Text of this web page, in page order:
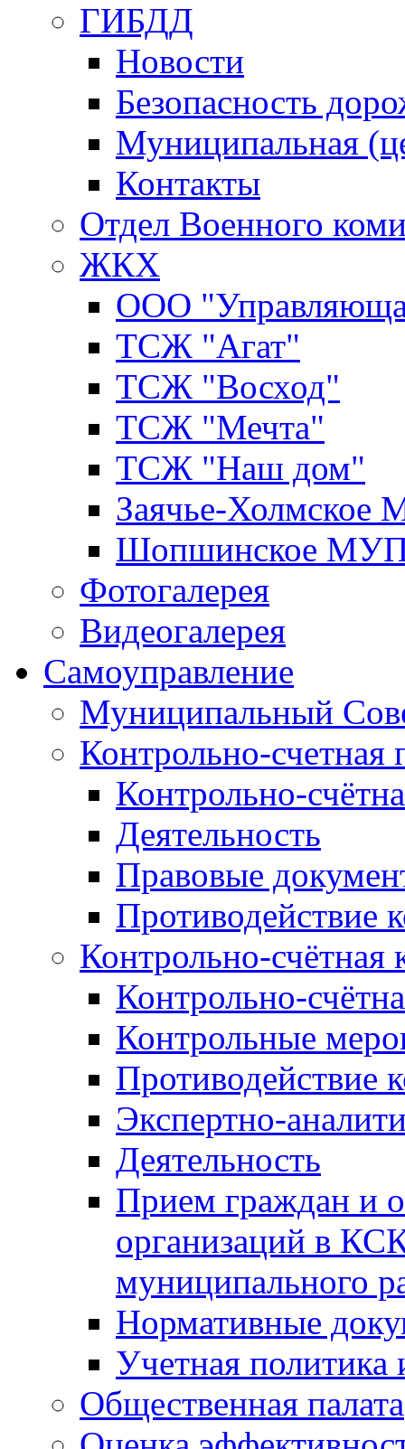
ГИБДД
Новости
Безопасность
Муниципальная
Контакты
Отдел Военного
ЖКХ
ООО
ТСЖ "Агат"
ТСЖ "Восход"
ТСЖ "Мечта"
ТСЖ "Наш дом"
Заячье-
Шопшинское
Фотогалерея
Видеогалерея
Самоуправление
Муниципальный
Контрольно-счетная
Контрольно-
Деятельность
Правовые
Противодействие
Контрольно-счётная
Контрольно-
Контрольные
Противодействие
Экспертно-
Деятельность
Прием граждан и
организаций в
муниципального
Нормативные
Учетная политика
Общественная палата